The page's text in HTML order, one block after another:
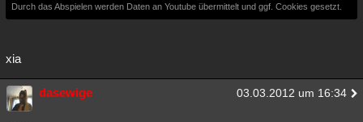
Durch das Abspielen werden Daten an Youtube übermittelt und ggf. Cookies gesetzt.
xia
dasewige 03.03.2012 um 16:34